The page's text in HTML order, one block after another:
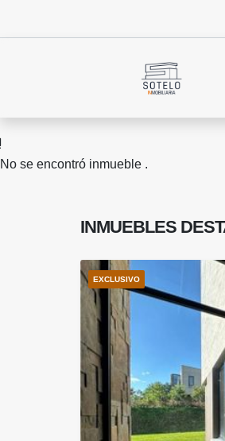
No se encontró inmueble .
INMUEBLES
EXCLUSIVO